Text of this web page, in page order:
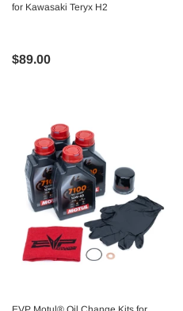
for Kawasaki Teryx H2
$89.00